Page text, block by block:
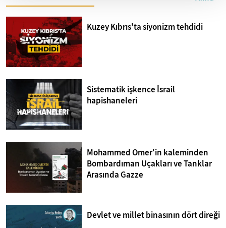
Kuzey Kıbrıs'ta siyonizm tehdidi
Sistematik işkence İsrail
hapishaneleri
Mohammed Omer'in kaleminden
Bombardıman Uçakları ve Tanklar
Arasında Gazze
Devlet ve millet binasının dört direği